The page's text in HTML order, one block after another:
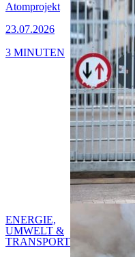
Atomprojekt
23.07.2026
3 MINUTEN
ENERGIE,
UMWELT &
TRANSPORT